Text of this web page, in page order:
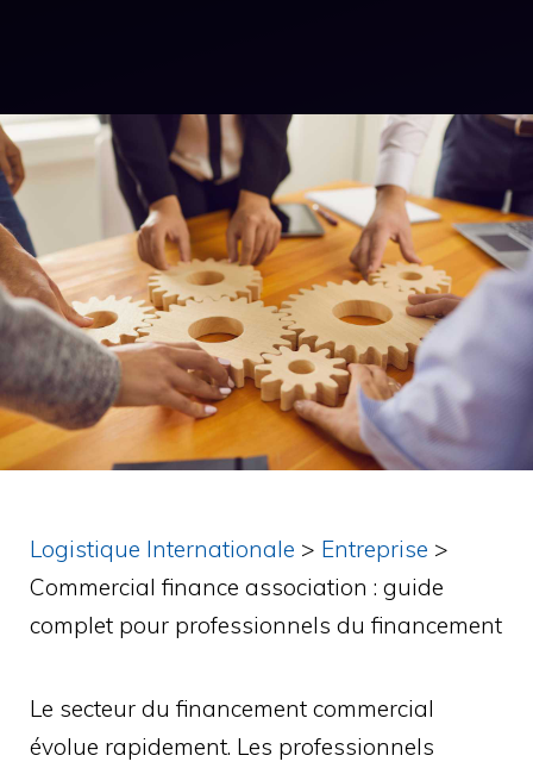
Logistique Internationale > Entreprise >
Commercial finance association : guide
complet pour professionnels du financement
Le secteur du financement commercial
évolue rapidement. Les professionnels